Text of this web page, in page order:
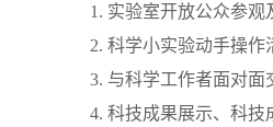
1. 实验室开放公众参观
2. 科学小实验动手操作
3. 与科学工作者面对面
4. 科技成果展示、科技